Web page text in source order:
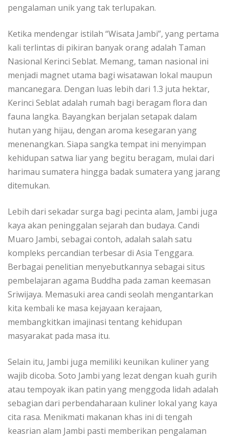
pengalaman unik yang tak terlupakan.
Ketika mendengar istilah “Wisata Jambi”, yang pertama
kali terlintas di pikiran banyak orang adalah Taman
Nasional Kerinci Seblat. Memang, taman nasional ini
menjadi magnet utama bagi wisatawan lokal maupun
mancanegara. Dengan luas lebih dari 1.3 juta hektar,
Kerinci Seblat adalah rumah bagi beragam flora dan
fauna langka. Bayangkan berjalan setapak dalam
hutan yang hijau, dengan aroma kesegaran yang
menenangkan. Siapa sangka tempat ini menyimpan
kehidupan satwa liar yang begitu beragam, mulai dari
harimau sumatera hingga badak sumatera yang jarang
ditemukan.
Lebih dari sekadar surga bagi pecinta alam, Jambi juga
kaya akan peninggalan sejarah dan budaya. Candi
Muaro Jambi, sebagai contoh, adalah salah satu
kompleks percandian terbesar di Asia Tenggara.
Berbagai penelitian menyebutkannya sebagai situs
pembelajaran agama Buddha pada zaman keemasan
Sriwijaya. Memasuki area candi seolah mengantarkan
kita kembali ke masa kejayaan kerajaan,
membangkitkan imajinasi tentang kehidupan
masyarakat pada masa itu.
Selain itu, Jambi juga memiliki keunikan kuliner yang
wajib dicoba. Soto Jambi yang lezat dengan kuah gurih
atau tempoyak ikan patin yang menggoda lidah adalah
sebagian dari perbendaharaan kuliner lokal yang kaya
cita rasa. Menikmati makanan khas ini di tengah
keasrian alam Jambi pasti memberikan pengalaman